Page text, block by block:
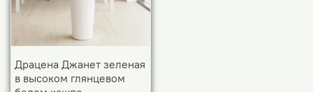
Драцена Джанет зеленая
в высоком глянцевом